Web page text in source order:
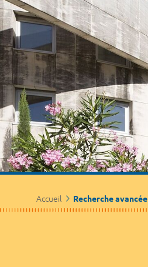
Accueil Recherche avancée